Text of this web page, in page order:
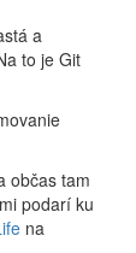
a
to je Git
občas tam
podarí ku
na